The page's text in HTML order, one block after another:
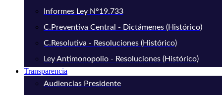
Informes Ley N°19.733
C.Preventiva Central - Dictámenes (Histórico)
C.Resolutiva - Resoluciones (Histórico)
Ley Antimonopolio - Resoluciones (Histórico)
Transparencia
Audiencias Presidente